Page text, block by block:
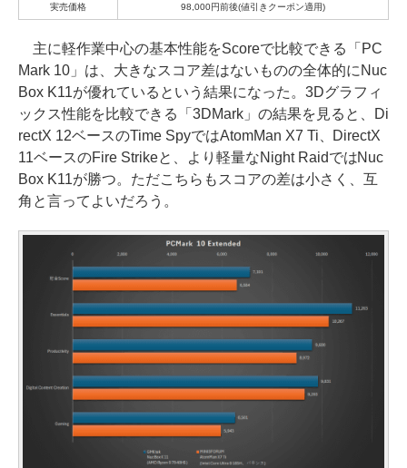
実売価格 98,000円前後(値引きクーポン適用)
主に軽作業中心の基本性能をScoreで比較できる「PC
Mark 10」は、大きなスコア差はないものの全体的にNuc
Box K11が優れているという結果になった。3Dグラフィ
ックス性能を比較できる「3DMark」の結果を見ると、Di
rectX 12ベースのTime SpyではAtomMan X7 Ti、DirectX
11ベースのFire Strikeと、より軽量なNight RaidではNuc
Box K11が勝つ。ただこちらもスコアの差は小さく、互
角と言ってよいだろう。